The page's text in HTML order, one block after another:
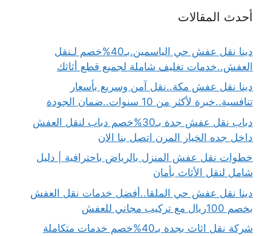
أحدث المقالات
دينا نقل عفش حي الياسمين.بـ40%خصم لـنقل
العفش..خدمات تغليف شاملة لجميع قطع أثاثك
دينا نقل عفش مكة..نقل آمن وسريع بأسعار
تنافسية..خبرة لأكثر من 10 سنوات..ضمان الجودة
دباب نقل عفش جدة بـ30%خصم دباب لنقل العفش
داخل جده الخيار المرن اتصل بنا الان
خطوات نقل عفش المنزل بالرياض باحترافية | دليل
شامل لنقل الأثاث بأمان
دينا نقل عفش حي الملقا..أفضل خدمات نقل العفش
بخصم 100ريال مع تركيب مجاني للعفش
شركة نقل اثاث بجدة بـ40%خصم خدمات متكاملة